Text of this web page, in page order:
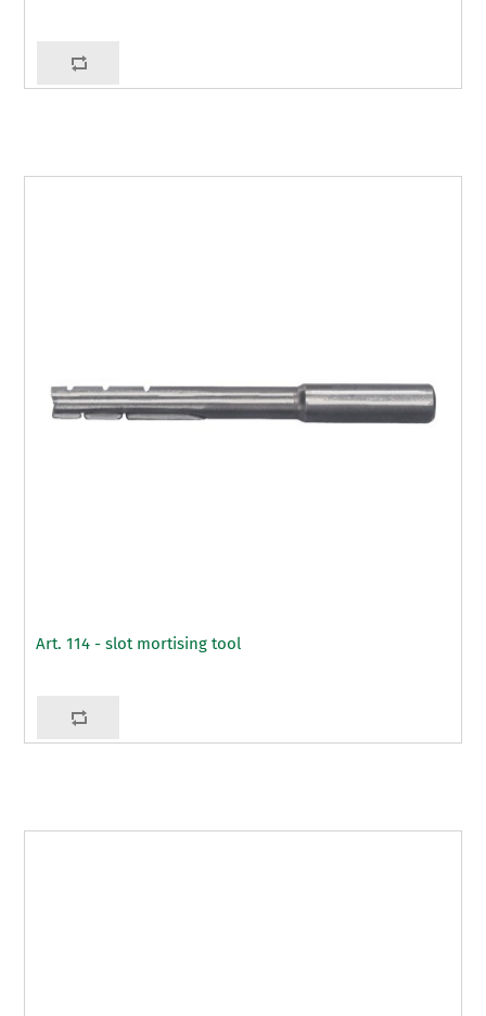
Art. 114 - slot mortising tool